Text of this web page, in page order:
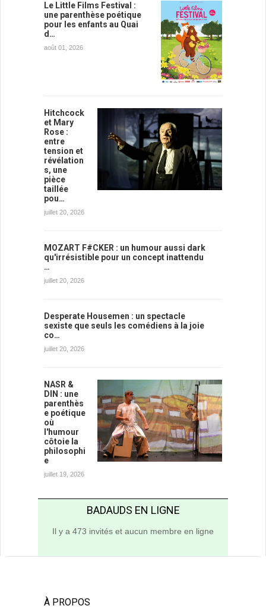
Le Little Films Festival :
une parenthèse poétique
pour les enfants au Quai
d…
août 01, 2026
Hitchcock
et Mary
Rose :
entre
tension et
révélation
s, une
pièce
taillée
pou…
juillet 20, 2026
MOZART F#CKER : un humour aussi dark
qu'irrésistible pour un concept inattendu
…
juillet 20, 2026
Desperate Housemen : un spectacle
sexiste que seuls les comédiens à la joie
co…
juillet 20, 2026
NASR &
DIN : une
parenthès
e poétique
où
l'humour
côtoie la
philosophi
e
juillet 19, 2026
BADAUDS EN LIGNE
Il y a 473 invités et aucun membre en ligne
À PROPOS